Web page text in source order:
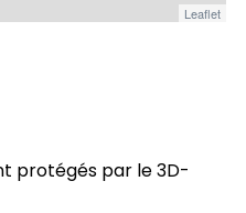
Leaflet
protégés par le 3D-